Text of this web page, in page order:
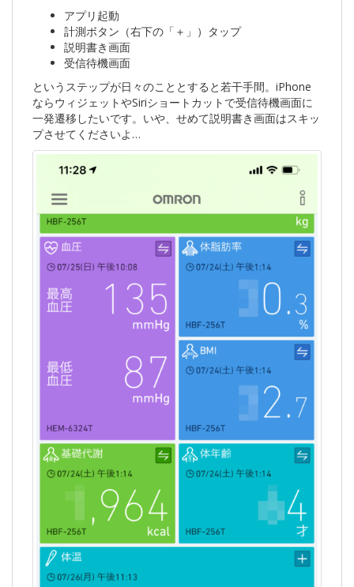
アプリ起動
計測ボタン（右下の「＋」）タップ
説明書き画面
受信待機画面
というステップが日々のこととすると若干手間。iPhone
ならウィジェットやSiriショートカットで受信待機画面に
一発遷移したいです。いや、せめて説明書き画面はスキッ
プさせてくださいよ…